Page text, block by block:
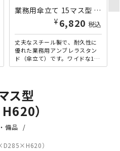
業務用傘立て 15マス型 W480×D293×H512 シルバー
¥ 6,820 税込
丈夫なスチール製で、耐久性に
優れた業務用アンブレラスタン
ド（傘立て）です。ワイドな15
マス型ですので、比較的大人数
ス型
）
備品
）